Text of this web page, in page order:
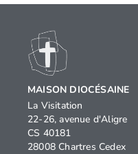
MAISON DIOCÉSAINE
La Visitation
22-26, avenue d'Aligre
CS 40181
28008 Chartres Cedex